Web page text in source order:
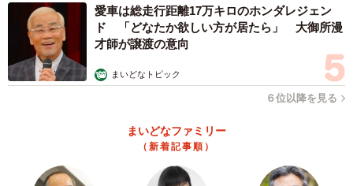
愛車は総走行距離17万キロのホンダレジェン
ド 「どなたか欲しい方が居たら」 大御所漫
才師が譲渡の意向
まいどなトピック
６位以降を見る
まいどなファミリー
（新着記事順）